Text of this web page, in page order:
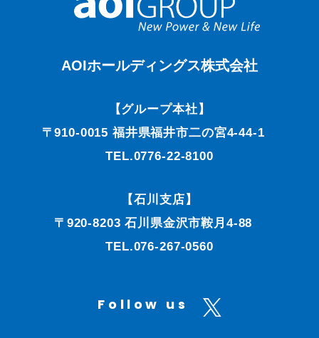
AOIホールディングス株式会社
【グループ本社】
〒910-0015 福井県福井市二の宮4-44-1
TEL.0776-22-8100
【石川支店】
〒920-8203 石川県金沢市鞍月4-88
TEL.076-267-0560
Follow us